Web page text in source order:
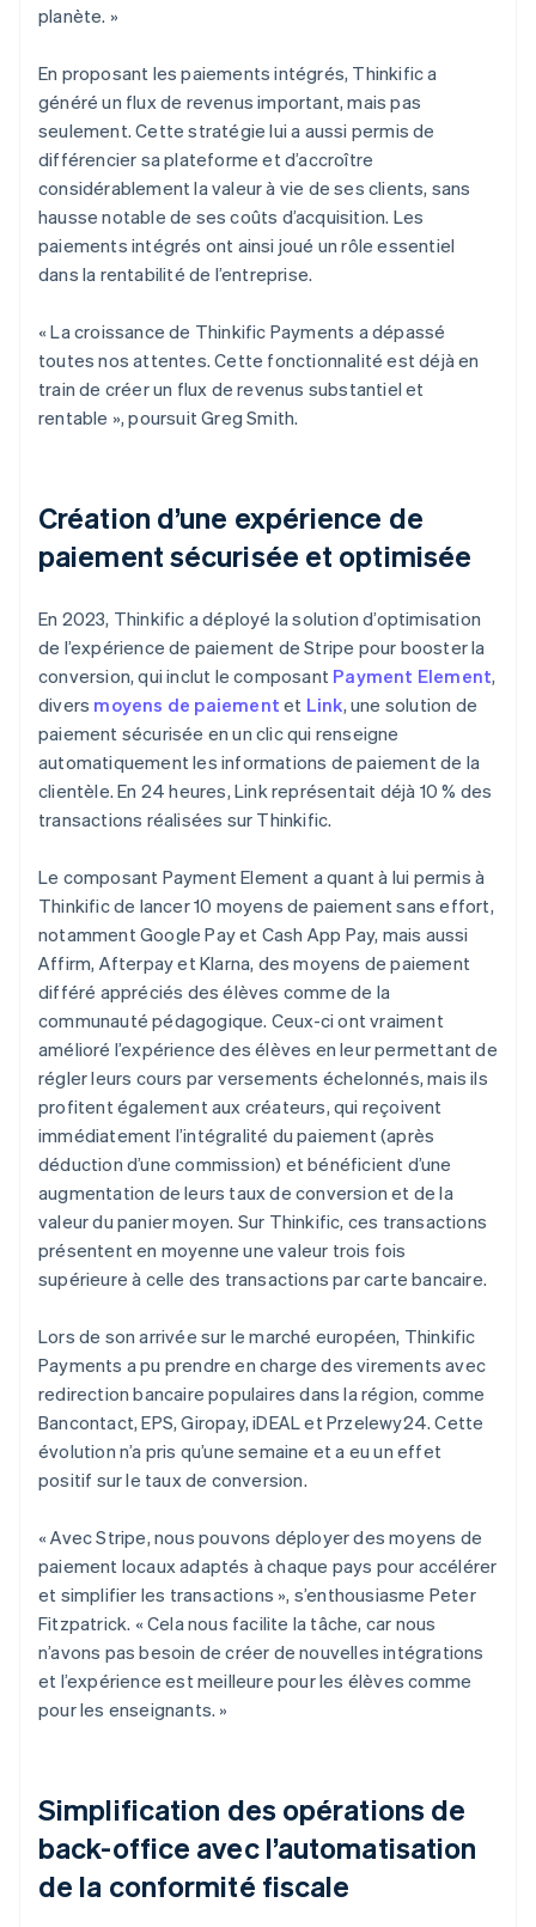
planète. »
En proposant les paiements intégrés, Thinkific a
généré un flux de revenus important, mais pas
seulement. Cette stratégie lui a aussi permis de
différencier sa plateforme et d’accroître
considérablement la valeur à vie de ses clients, sans
hausse notable de ses coûts d’acquisition. Les
paiements intégrés ont ainsi joué un rôle essentiel
dans la rentabilité de l’entreprise.
« La croissance de Thinkific Payments a dépassé
toutes nos attentes. Cette fonctionnalité est déjà en
train de créer un flux de revenus substantiel et
rentable », poursuit Greg Smith.
Création d’une expérience de
paiement sécurisée et optimisée
En 2023, Thinkific a déployé la solution d’optimisation
de l’expérience de paiement de Stripe pour booster la
conversion, qui inclut le composant Payment Element,
divers moyens de paiement et Link, une solution de
paiement sécurisée en un clic qui renseigne
automatiquement les informations de paiement de la
clientèle. En 24 heures, Link représentait déjà 10 % des
transactions réalisées sur Thinkific.
Le composant Payment Element a quant à lui permis à
Thinkific de lancer 10 moyens de paiement sans effort,
notamment Google Pay et Cash App Pay, mais aussi
Affirm, Afterpay et Klarna, des moyens de paiement
différé appréciés des élèves comme de la
communauté pédagogique. Ceux-ci ont vraiment
amélioré l’expérience des élèves en leur permettant de
régler leurs cours par versements échelonnés, mais ils
profitent également aux créateurs, qui reçoivent
immédiatement l’intégralité du paiement (après
déduction d’une commission) et bénéficient d’une
augmentation de leurs taux de conversion et de la
valeur du panier moyen. Sur Thinkific, ces transactions
présentent en moyenne une valeur trois fois
supérieure à celle des transactions par carte bancaire.
Lors de son arrivée sur le marché européen, Thinkific
Payments a pu prendre en charge des virements avec
redirection bancaire populaires dans la région, comme
Bancontact, EPS, Giropay, iDEAL et Przelewy24. Cette
évolution n’a pris qu’une semaine et a eu un effet
positif sur le taux de conversion.
« Avec Stripe, nous pouvons déployer des moyens de
paiement locaux adaptés à chaque pays pour accélérer
et simplifier les transactions », s’enthousiasme Peter
Fitzpatrick. « Cela nous facilite la tâche, car nous
n’avons pas besoin de créer de nouvelles intégrations
et l’expérience est meilleure pour les élèves comme
pour les enseignants. »
Simplification des opérations de
back-office avec l’automatisation
de la conformité fiscale